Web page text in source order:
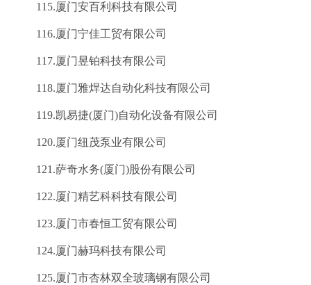
115.厦门安百利科技有限公司
116.厦门宁佳工贸有限公司
117.厦门昱铂科技有限公司
118.厦门雅焊达自动化科技有限公司
119.凯易捷(厦门)自动化设备有限公司
120.厦门纽茂泵业有限公司
121.萨奇水务(厦门)股份有限公司
122.厦门精艺科科技有限公司
123.厦门市春恒工贸有限公司
124.厦门赫玛科技有限公司
125.厦门市杏林双全玻璃钢有限公司